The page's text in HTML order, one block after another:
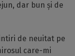
dar bun și de
de neuitat pe
care-mi